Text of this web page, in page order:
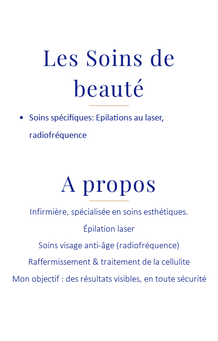
Les Soins de
beauté
Soins spécifiques: Epilations au laser,
radiofréquence
A propos
Infirmière, spécialisée en soins esthétiques.
Épilation laser
Soins visage anti-âge (radiofréquence)
Raffermissement & traitement de la cellulite
Mon objectif : des résultats visibles, en toute sécurité